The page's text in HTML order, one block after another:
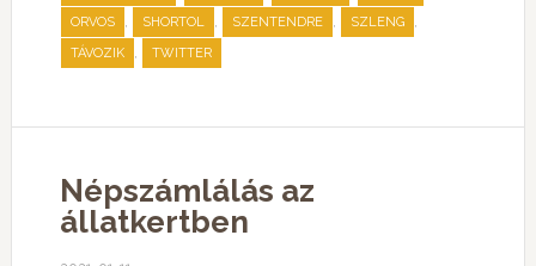
ORVOS , SHORTOL , SZENTENDRE , SZLENG ,
TÁVOZIK , TWITTER
Népszámlálás az
állatkertben